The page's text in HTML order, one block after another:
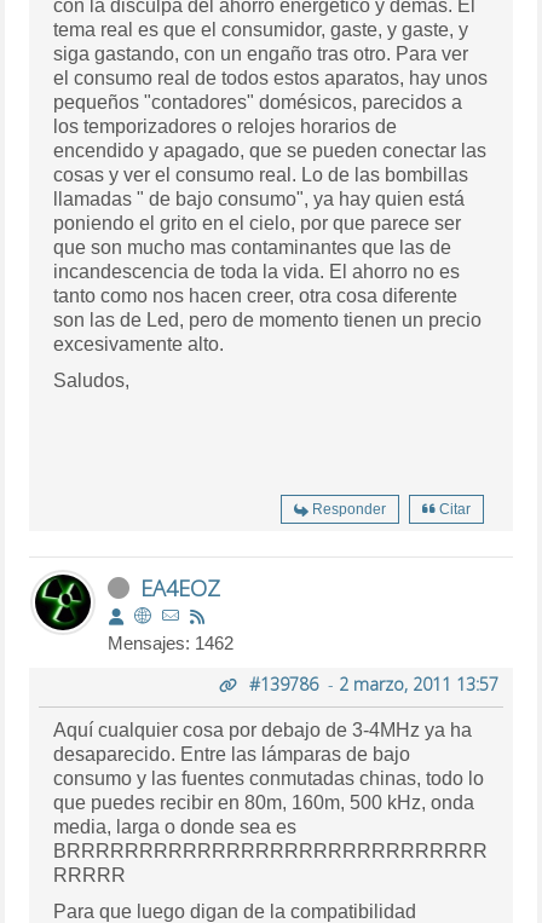
con la disculpa del ahorro energético y demás. El
tema real es que el consumidor, gaste, y gaste, y
siga gastando, con un engaño tras otro. Para ver
el consumo real de todos estos aparatos, hay unos
pequeños "contadores" domésicos, parecidos a
los temporizadores o relojes horarios de
encendido y apagado, que se pueden conectar las
cosas y ver el consumo real. Lo de las bombillas
llamadas " de bajo consumo", ya hay quien está
poniendo el grito en el cielo, por que parece ser
que son mucho mas contaminantes que las de
incandescencia de toda la vida. El ahorro no es
tanto como nos hacen creer, otra cosa diferente
son las de Led, pero de momento tienen un precio
excesivamente alto.
Saludos,
Responder Citar
EA4EOZ
Mensajes: 1462
#139786- 2 marzo, 2011 13:57
Aquí cualquier cosa por debajo de 3-4MHz ya ha
desaparecido. Entre las lámparas de bajo
consumo y las fuentes conmutadas chinas, todo lo
que puedes recibir en 80m, 160m, 500 kHz, onda
media, larga o donde sea es
BRRRRRRRRRRRRRRRRRRRRRRRRRRRRR
RRRRR
Para que luego digan de la compatibilidad